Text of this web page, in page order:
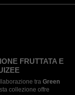
FRUTTATA E
tra Green
collezione offre